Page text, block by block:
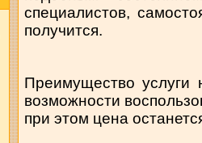
специалистов,
получится.
Преимущество услуги
возможности
при этом цена